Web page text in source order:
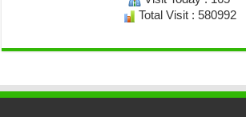
Total Visit : 580992